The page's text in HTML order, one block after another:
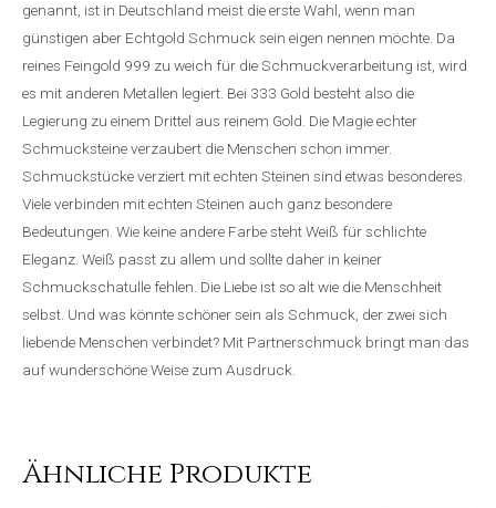
genannt, ist in Deutschland meist die erste Wahl, wenn man
günstigen aber Echtgold Schmuck sein eigen nennen möchte. Da
reines Feingold 999 zu weich für die Schmuckverarbeitung ist, wird
es mit anderen Metallen legiert. Bei 333 Gold besteht also die
Legierung zu einem Drittel aus reinem Gold. Die Magie echter
Schmucksteine verzaubert die Menschen schon immer.
Schmuckstücke verziert mit echten Steinen sind etwas besonderes.
Viele verbinden mit echten Steinen auch ganz besondere
Bedeutungen. Wie keine andere Farbe steht Weiß für schlichte
Eleganz. Weiß passt zu allem und sollte daher in keiner
Schmuckschatulle fehlen. Die Liebe ist so alt wie die Menschheit
selbst. Und was könnte schöner sein als Schmuck, der zwei sich
liebende Menschen verbindet? Mit Partnerschmuck bringt man das
auf wunderschöne Weise zum Ausdruck.
Ähnliche Produkte